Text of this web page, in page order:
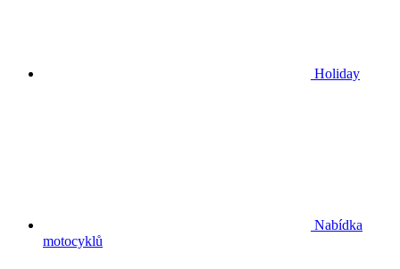
Holiday
Nabídka
motocyklů